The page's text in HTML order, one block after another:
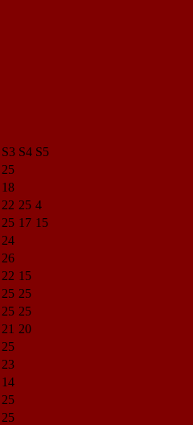
S3 S4 S5
25
18
22 25 4
25 17 15
24
26
22 15
25 25
25 25
21 20
25
23
14
25
25